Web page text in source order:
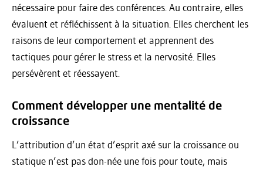
nécessaire pour faire des conférences. Au contraire, elles
évaluent et réfléchissent à la situation. Elles cherchent les
raisons de leur comportement et apprennent des
tactiques pour gérer le stress et la nervosité. Elles
persévèrent et réessayent.
Comment développer une mentalité de
croissance
L’attribution d’un état d’esprit axé sur la croissance ou
statique n’est pas don-née une fois pour toute, mais